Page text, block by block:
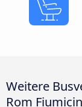
Weitere
Rom